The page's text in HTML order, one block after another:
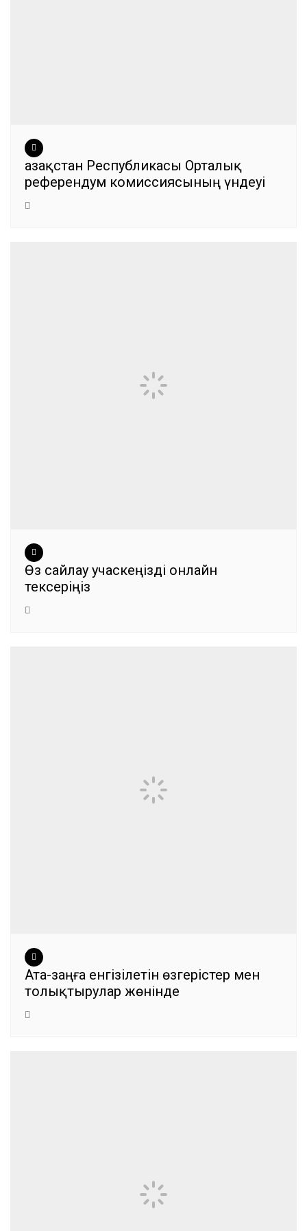
Қазақстан Республикасы Орталық
референдум комиссиясының үндеуі
Өз сайлау учаскеңізді онлайн
тексеріңіз
Ата-заңға енгізілетін өзгерістер мен
толықтырулар жөнінде